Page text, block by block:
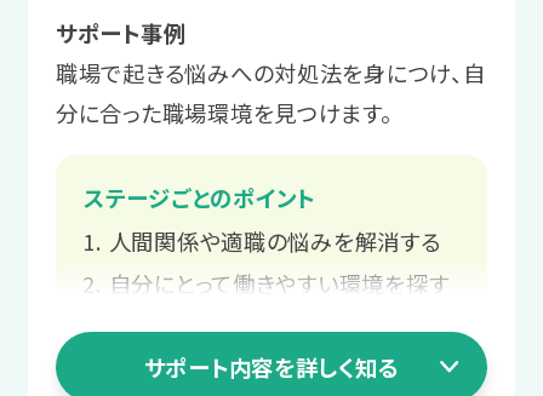
します。
サポート例
環境や仕事内容との相性を確認し
ます。
3 就職活動ステージ
向いている仕事や働き方を見極めるた
めに、自己分析をします。
サポート例
あなたの得意なこと・苦手なこと
や、職場で強みになる特性・スキル
を一緒に整理します。
2 職場実習ステージ
サポート事例
職場で起きる悩みへの対処法を身につけ、自
分に合った職場環境を見つけます。
ステージごとのポイント
人間関係や適職の悩みを解消する
自分にとって働きやすい環境を探す
長く働ける職場をじっくり探す
職場で起きる困りを相談する
サポート内容を詳しく知る